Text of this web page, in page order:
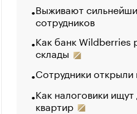
Выживают
сотрудников
Как банк Wildberries
склады
Сотрудники
Как налоговики
квартир